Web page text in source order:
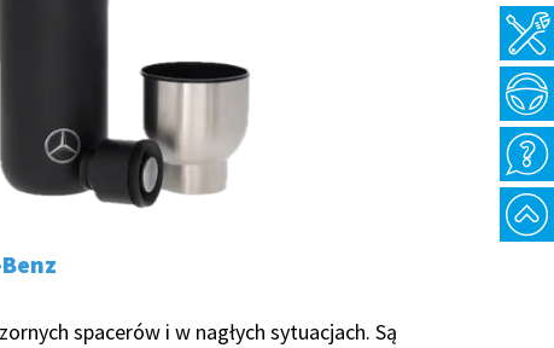
spacerów i w nagłych sytuacjach. Są